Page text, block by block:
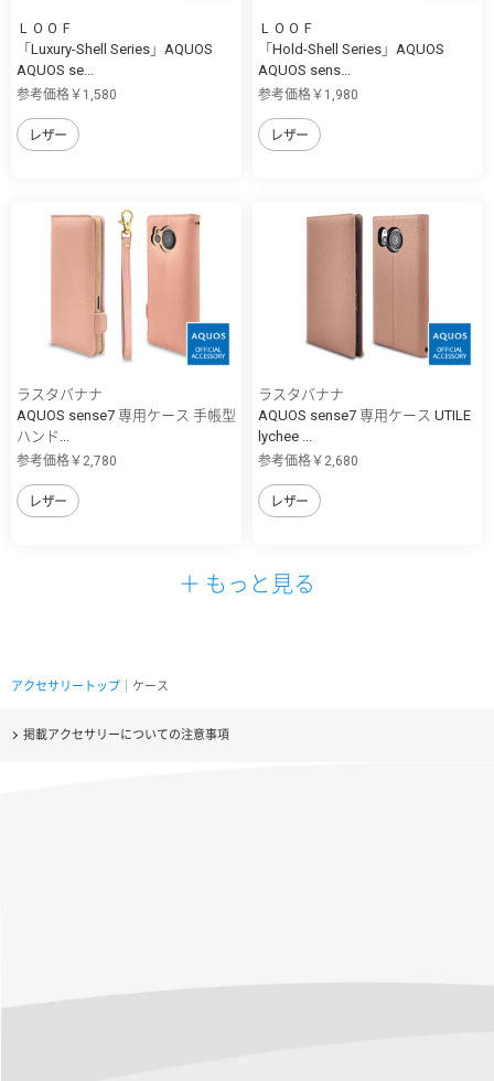
ＬＯＯＦ
「Luxury-Shell Series」AQUOS
AQUOS se...
参考価格￥1,580
レザー
ＬＯＯＦ
「Hold-Shell Series」AQUOS
AQUOS sens...
参考価格￥1,980
レザー
ラスタバナナ
AQUOS sense7 専用ケース 手帳型
ハンド...
参考価格￥2,780
レザー
ラスタバナナ
AQUOS sense7 専用ケース UTILE
lychee ...
参考価格￥2,680
レザー
＋ もっと見る
アクセサリートップ ｜ケース
掲載アクセサリーについての注意事項